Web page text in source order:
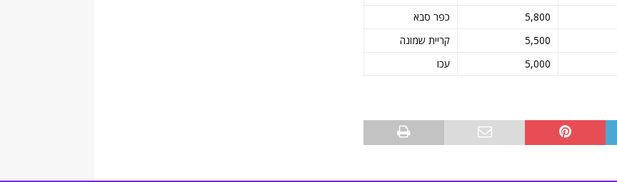
5,800
כפר סבא
5,500
קריית שמונה
5,000 עכו